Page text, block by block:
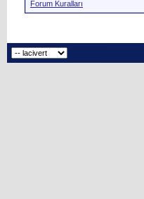
Forum Kuralları